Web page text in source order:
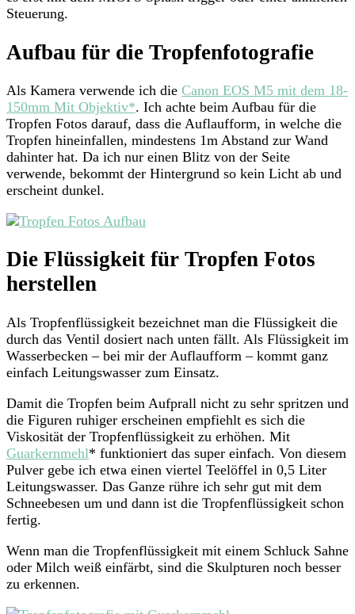
Steuerung.
Aufbau für die Tropfenfotografie
Als Kamera verwende ich die Canon EOS M5 mit dem 18-
150mm Mit Objektiv*. Ich achte beim Aufbau für die
Tropfen Fotos darauf, dass die Auflaufform, in welche die
Tropfen hineinfallen, mindestens 1m Abstand zur Wand
dahinter hat. Da ich nur einen Blitz von der Seite
verwende, bekommt der Hintergrund so kein Licht ab und
erscheint dunkel.
Die Flüssigkeit für Tropfen Fotos
herstellen
Als Tropfenflüssigkeit bezeichnet man die Flüssigkeit die
durch das Ventil dosiert nach unten fällt. Als Flüssigkeit im
Wasserbecken – bei mir der Auflaufform – kommt ganz
einfach Leitungswasser zum Einsatz.
Damit die Tropfen beim Aufprall nicht zu sehr spritzen und
die Figuren ruhiger erscheinen empfiehlt es sich die
Viskosität der Tropfenflüssigkeit zu erhöhen. Mit
Guarkernmehl* funktioniert das super einfach. Von diesem
Pulver gebe ich etwa einen viertel Teelöffel in 0,5 Liter
Leitungswasser. Das Ganze rühre ich sehr gut mit dem
Schneebesen um und dann ist die Tropfenflüssigkeit schon
fertig.
Wenn man die Tropfenflüssigkeit mit einem Schluck Sahne
oder Milch weiß einfärbt, sind die Skulpturen noch besser
zu erkennen.